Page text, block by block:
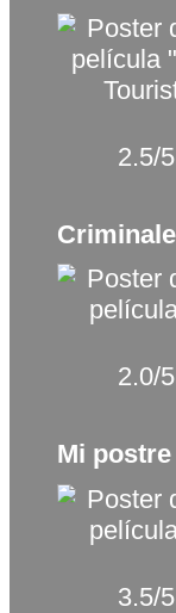
2.5/5
2.0/5
3.5/5